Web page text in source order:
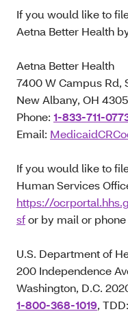
If you would like to
Aetna Better Health
Aetna Better Health
7400 W Campus Rd,
New Albany, OH
Phone: 1-833-711-
Email:
If you would like to
Human Services
https://
sfor by mail or phone
U.S. Department of
200 Independence
Washington, D.C.
1-800-368-1019, TDD: